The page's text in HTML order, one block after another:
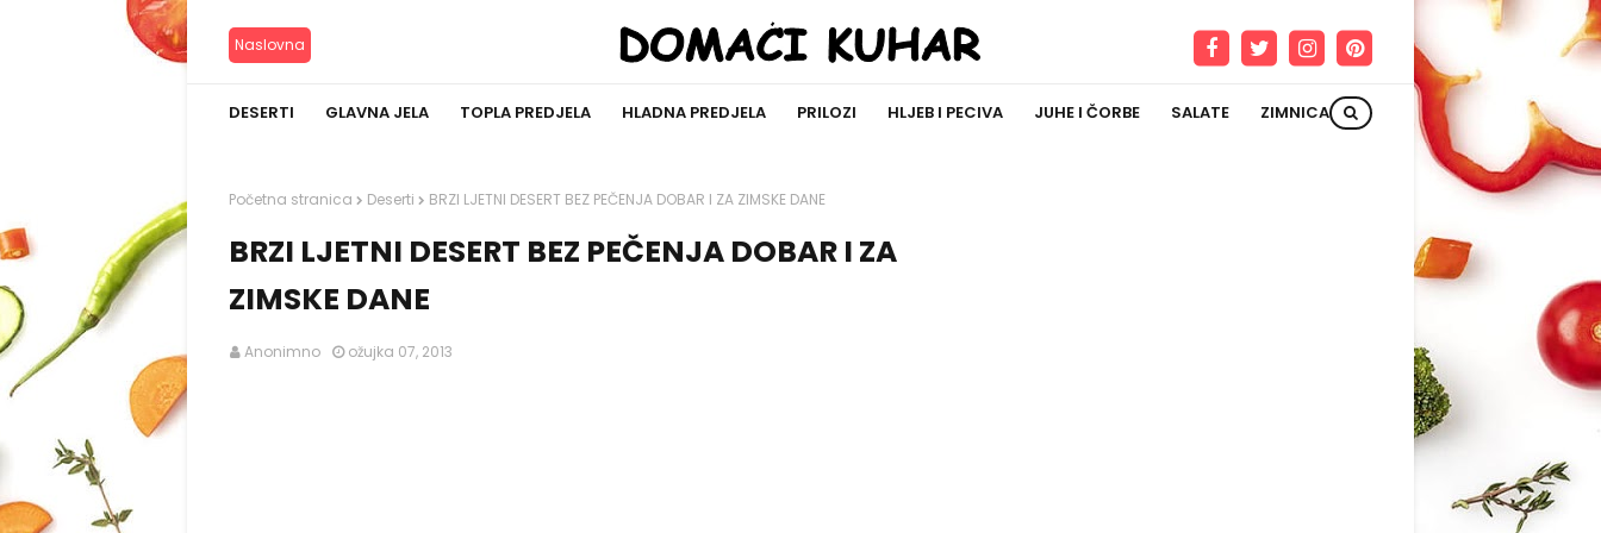
Naslovna
DESERTI GLAVNA JELA TOPLA PREDJELA HLADNA PREDJELA PRILOZI HLJEB I PECIVA JUHE I ČORBE SALATE ZIMNICA
Početna stranica Deserti BRZI LJETNI DESERT BEZ PEČENJA DOBAR I ZA ZIMSKE DANE
BRZI LJETNI DESERT BEZ PEČENJA DOBAR I ZA
ZIMSKE DANE
Anonimno ožujka 07, 2013